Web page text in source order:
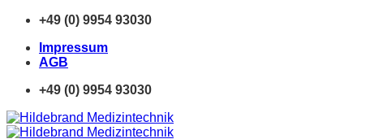
Zum
springen
+49 (0) 9954 93030
Impressum
AGB
+49 (0) 9954 93030